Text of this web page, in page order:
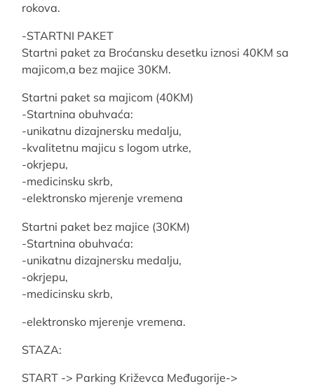
rokova.
-STARTNI PAKET
Startni paket za Broćansku desetku iznosi 40KM sa
majicom,a bez majice 30KM.
Startni paket sa majicom (40KM)
-Startnina obuhvaća:
-unikatnu dizajnersku medalju,
-kvalitetnu majicu s logom utrke,
-okrjepu,
-medicinsku skrb,
-elektronsko mjerenje vremena
Startni paket bez majice (30KM)
-Startnina obuhvaća:
-unikatnu dizajnersku medalju,
-okrjepu,
-medicinsku skrb,
-elektronsko mjerenje vremena.
STAZA:
START -> Parking Križevca Međugorije->